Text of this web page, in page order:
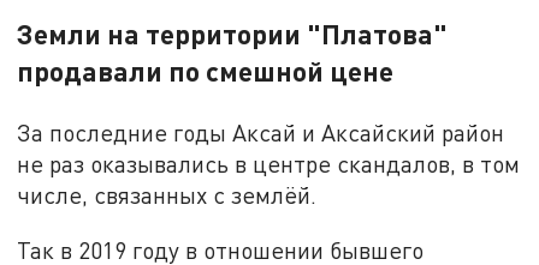
Земли на территории "Платова"
продавали по смешной цене
За последние годы Аксай и Аксайский район
не раз оказывались в центре скандалов, в том
числе, связанных с землёй.
Так в 2019 году в отношении бывшего